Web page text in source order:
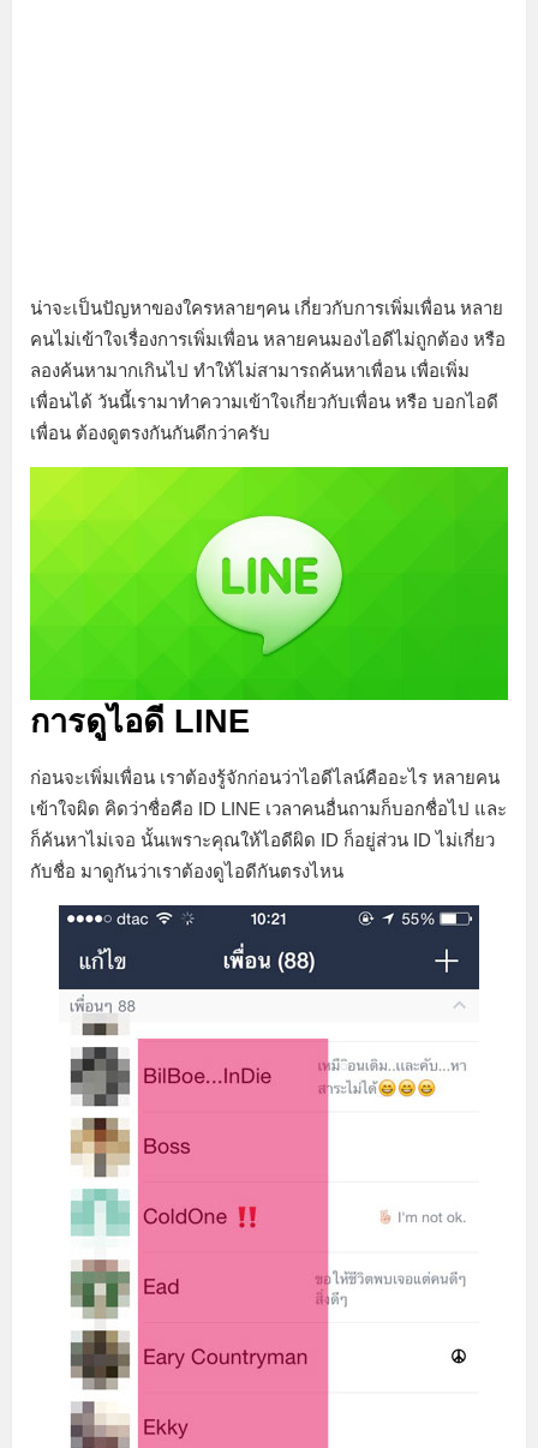
น่าจะเป็นปัญหาของใครหลายๆคน เกี่ยวกับการเพิ่มเพื่อน หลาย
คนไม่เข้าใจเรื่องการเพิ่มเพื่อน หลายคนมองไอดีไม่ถูกต้อง หรือ
ลองค้นหามากเกินไป ทำให้ไม่สามารถค้นหาเพื่อน เพื่อเพิ่ม
เพื่อนได้ วันนี้เรามาทำความเข้าใจเกี่ยวกับเพื่อน หรือ บอกไอดี
เพื่อน ต้องดูตรงกันกันดีกว่าครับ
การดูไอดี LINE
ก่อนจะเพิ่มเพื่อน เราต้องรู้จักก่อนว่าไอดีไลน์คืออะไร หลายคน
เข้าใจผิด คิดว่าชื่อคือ ID LINE เวลาคนอื่นถามก็บอกชื่อไป และ
ก็ค้นหาไม่เจอ นั้นเพราะคุณให้ไอดีผิด ID ก็อยู่ส่วน ID ไม่เกี่ยว
กับชื่อ มาดูกันว่าเราต้องดูไอดีกันตรงไหน